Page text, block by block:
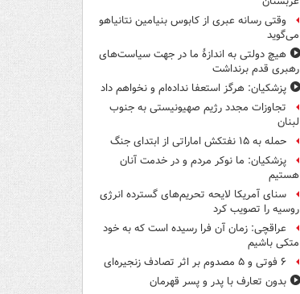
وقتی رسانه عبری از کابوس بنیامین نتانیاهو
می‌گوید
هیچ دولتی به اندازۀ ما در جهت سیاست‌های
رهبری قدم برنداشت
پزشکیان: هرگز استعفا نداده‌ام و نخواهم داد
تجاوزات مجدد رژیم صهیونیستی به جنوب
لبنان
حمله به ۱۵ نفتکش‌ اماراتی از ابتدای جنگ
پزشکیان: ما نوکر مردم و در خدمت آنان
هستیم
سنای آمریکا لایحه تحریم‌های گسترده انرژی
روسیه را تصویب کرد
عراقچی: زمان آن فرا رسیده است که به خود
متکی باشیم
۶ فوتی و ۵ مصدوم بر اثر تصادف زنجیره‌ای
بدون تعارف با پدر و پسر قهرمان